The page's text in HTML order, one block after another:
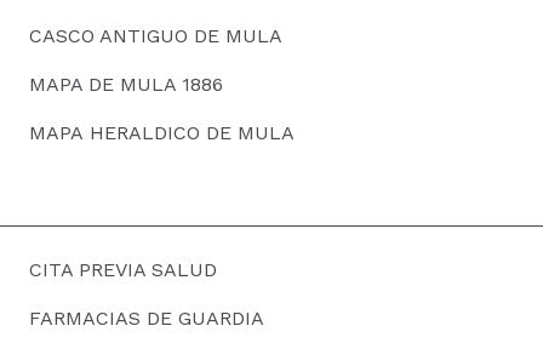
CASCO ANTIGUO DE MULA
MAPA DE MULA 1886
MAPA HERALDICO DE MULA
CITA PREVIA SALUD
FARMACIAS DE GUARDIA